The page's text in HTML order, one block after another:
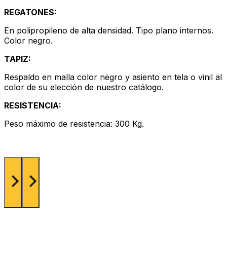
REGATONES:
En polipropileno de alta densidad. Tipo plano internos.
Color negro.
TAPIZ:
Respaldo en malla color negro y asiento en tela o vinil al
color de su elección de nuestro catálogo.
RESISTENCIA:
Peso máximo de resistencia: 300 Kg.